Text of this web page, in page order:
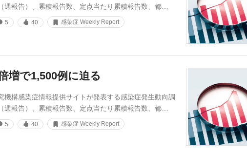
週報告）、累積報告数、定点当たり累積報告数、都…
5 40 感染症 Weekly Report
増で1,500例に迫る
構感染症情報提供サイトが発表する感染症発生動向調
週報告）、累積報告数、定点当たり累積報告数、都…
5 40 感染症 Weekly Report